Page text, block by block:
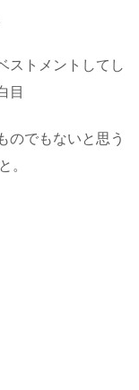
ストメントしてし
目
のでもないと思う
。